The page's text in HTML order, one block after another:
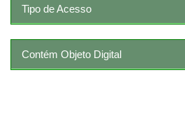
Tipo de Acesso
Contém Objeto Digital